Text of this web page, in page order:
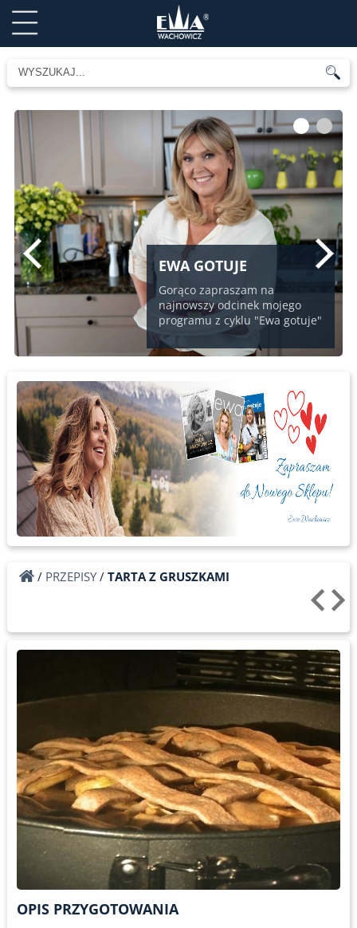
EWA GOTUJE
Gorąco zapraszam na
najnowszy odcinek mojego
programu z cyklu "Ewa gotuje"
1 2
/ PRZEPISY/ TARTA Z GRUSZKAMI
OPIS PRZYGOTOWANIA